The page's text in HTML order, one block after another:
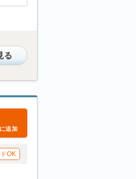
る
追加
OK